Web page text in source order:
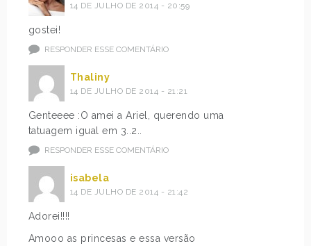
14 DE JULHO DE 2014 - 20:59
gostei!
RESPONDER ESSE COMENTÁRIO
Thaliny
14 DE JULHO DE 2014 - 21:21
Genteeee :O amei a Ariel, querendo uma
tatuagem igual em 3..2..
RESPONDER ESSE COMENTÁRIO
isabela
14 DE JULHO DE 2014 - 21:42
Adorei!!!!
Amooo as princesas e essa versão